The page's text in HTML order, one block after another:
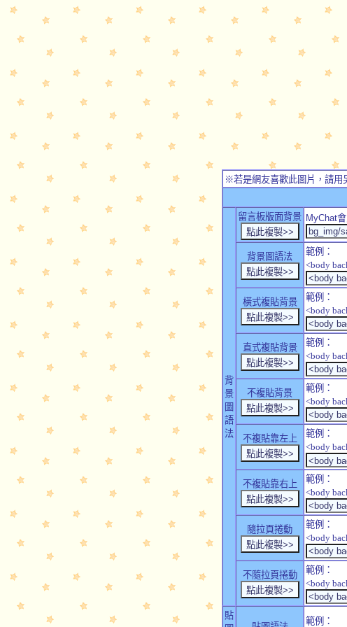
※若是網友喜歡此圖片，請用
背
景
圖
語
法
留言板版面背景 MyChat
背景圖語法
範例：
<body
橫式複貼背景
範例：
<body
直式複貼背景
範例：
<body
不複貼背景
範例：
<body
不複貼靠左上
範例：
<body
不複貼靠右上
範例：
<body
隨拉頁捲動
範例：
<body
不隨拉頁捲動
範例：
<body
貼
範例：